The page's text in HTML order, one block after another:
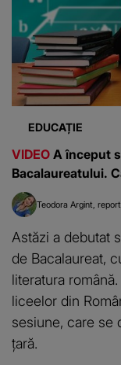
EDUCAȚIE
VIDEO A început
Bacalaureatului.
Teodora Argint
Astăzi a debutat
de Bacalaureat,
literatura
liceelor din
sesiune, care se
țară.